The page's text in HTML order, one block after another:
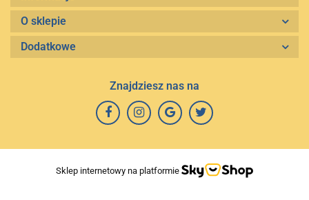
O sklepie
Dodatkowe
Znajdziesz nas na
Sklep internetowy na platformie